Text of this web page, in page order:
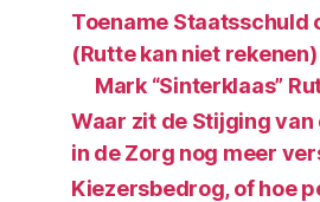
Toename Staatsschuld
(Rutte kan niet rekenen)
Mark “Sinterklaas”
Waar zit de Stijging van
in de Zorg nog meer
Kiezersbedrog, of hoe